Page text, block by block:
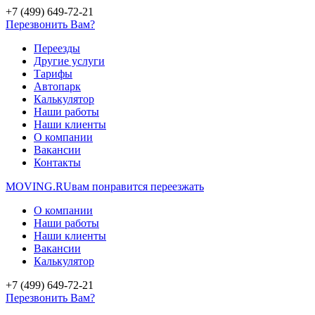
+7 (499) 649-72-21
Перезвонить Вам?
Переезды
Другие услуги
Тарифы
Автопарк
Калькулятор
Наши работы
Наши клиенты
О компании
Вакансии
Контакты
MOVING.RUвам понравится переезжать
О компании
Наши работы
Наши клиенты
Вакансии
Калькулятор
+7 (499) 649-72-21
Перезвонить Вам?